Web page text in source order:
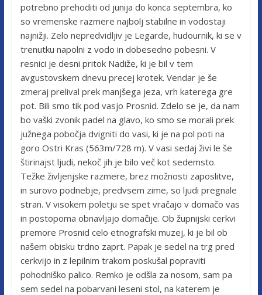
potrebno prehoditi od junija do konca septembra, ko
so vremenske razmere najbolj stabilne in vodostaji
najnižji. Zelo nepredvidljiv je Legarde, hudournik, ki se v
trenutku napolni z vodo in dobesedno pobesni. V
resnici je desni pritok Nadiže, ki je bil v tem
avgustovskem dnevu precej krotek. Vendar je še
zmeraj prelival prek manjšega jeza, vrh katerega gre
pot. Bili smo tik pod vasjo Prosnid. Zdelo se je, da nam
bo vaški zvonik padel na glavo, ko smo se morali prek
južnega pobočja dvigniti do vasi, ki je na pol poti na
goro Ostri Kras (563m/728 m). V vasi sedaj živi le še
štirinajst ljudi, nekoč jih je bilo več kot sedemsto.
Težke življenjske razmere, brez možnosti zaposlitve,
in surovo podnebje, predvsem zime, so ljudi pregnale
stran. V visokem poletju se spet vračajo v domačo vas
in postopoma obnavljajo domačije. Ob župnijski cerkvi
premore Prosnid celo etnografski muzej, ki je bil ob
našem obisku trdno zaprt. Papak je sedel na trg pred
cerkvijo in z lepilnim trakom poskušal popraviti
pohodniško palico. Remko je odšla za nosom, sam pa
sem sedel na pobarvani leseni stol, na katerem je